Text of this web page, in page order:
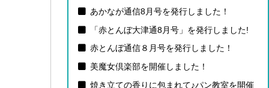
あかなが通信8月号を発行しました！
「赤とんぼ大津通8月号」を発行しました!
赤とんぼ通信８月号を発行しました！
美魔女倶楽部を開催しました！
焼き立ての香りに包まれて♪パン教室を開催